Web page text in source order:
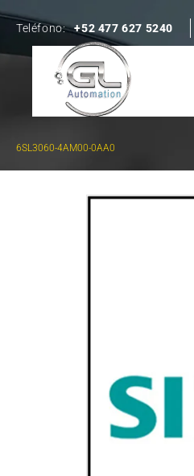
Teléfono: +52 477 627 5240
6SL3060-4AM00-0AA0